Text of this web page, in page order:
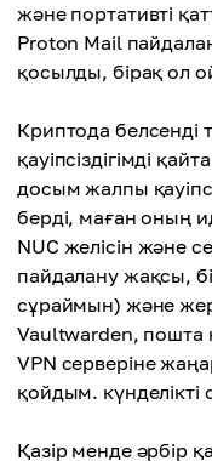
және портативті
Proton Mail
қосылды, бірақ ол
Криптода белсенді
қауіпсіздігімді
досым жалпы
берді, маған оның
NUC желісін және
пайдалану жақсы,
сұраймын) және
Vaultwarden, пошта
VPN серверіне
қойдым. күнделікті
Қазір менде әрбір